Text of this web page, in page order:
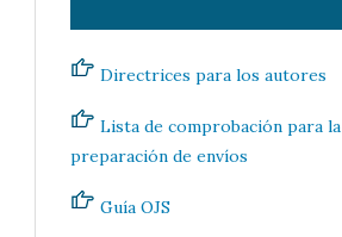
Directrices para los autores
Lista de comprobación para la
preparación de envíos
Guía OJS